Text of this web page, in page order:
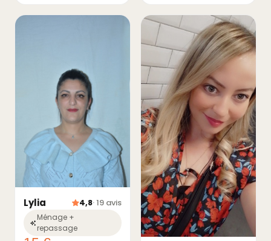
Lylia 4,8· 19 avis
Ménage +
repassage